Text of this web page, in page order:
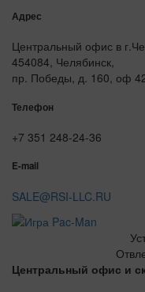
Адрес
Центральный офис в
454084, Челябинск,
пр. Победы, д. 160, оф
Телефон
+7 351 248-24-36
E-mail
SALE@RSI-LLC.RU
Центральный офис и